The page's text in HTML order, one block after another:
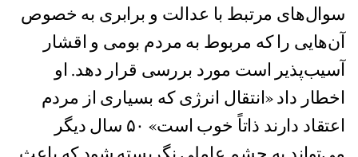
سوال‌های مرتبط با عدالت و برابری به خصوص
آن‌هایی را که مربوط به مردم بومی و اقشار
آسیب‌پذیر است مورد بررسی قرار دهد. او
اخطار داد «انتقال انرژی که بسیاری از مردم
اعتقاد دارند ذاتاً خوب است» ۵۰ سال دیگر